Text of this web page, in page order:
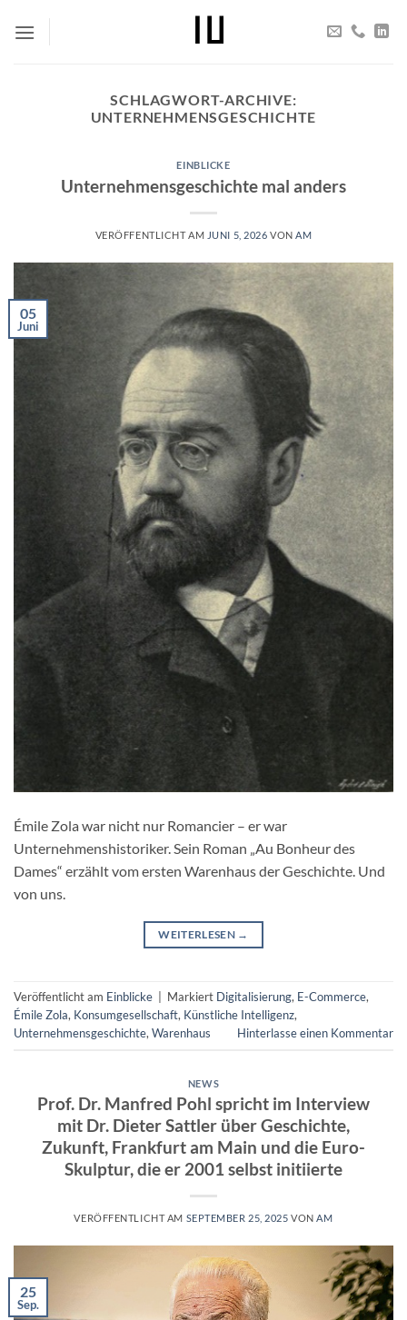
Inhalt
SCHLAGWORT-ARCHIVE:
UNTERNEHMENSGESCHICHTE
EINBLICKE
Unternehmensgeschichte mal anders
VERÖFFENTLICHT AM JUNI 5, 2026 VON AM
05
Juni
Émile Zola war nicht nur Romancier – er war
Unternehmenshistoriker. Sein Roman „Au Bonheur des
Dames“ erzählt vom ersten Warenhaus der Geschichte. Und
von uns.
WEITERLESEN →
Veröffentlicht am Einblicke Markiert Digitalisierung, E-Commerce,
Émile Zola, Konsumgesellschaft, Künstliche Intelligenz,
Unternehmensgeschichte, Warenhaus Hinterlasse einen Kommentar
NEWS
Prof. Dr. Manfred Pohl spricht im Interview
mit Dr. Dieter Sattler über Geschichte,
Zukunft, Frankfurt am Main und die Euro-
Skulptur, die er 2001 selbst initiierte
VERÖFFENTLICHT AM SEPTEMBER 25, 2025 VONAM
25
Sep.